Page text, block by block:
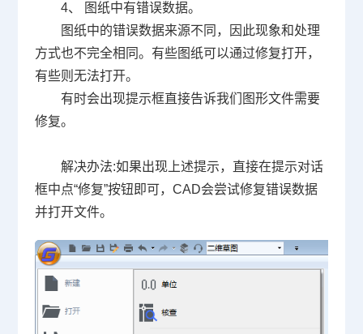
4、 图纸中有错误数据。
图纸中的错误数据来源不同，因此现象和处理
方式也不完全相同。有些图纸可以通过修复打开，
有些则无法打开。
有时会出现提示框直接告诉我们图形文件需要
修复。
解决办法:如果出现上述提示，直接在提示对话
框中点“修复”按钮即可， CAD会尝试修复错误数据
并打开文件。